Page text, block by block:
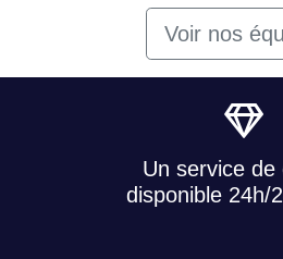
Voir nos
Un service de
disponible 24h/